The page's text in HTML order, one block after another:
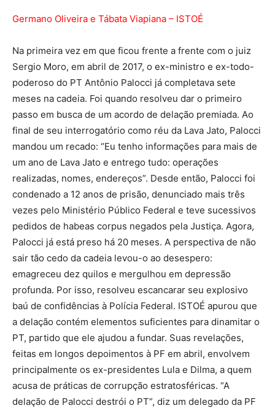
Germano Oliveira e Tábata Viapiana – ISTOÉ
Na primeira vez em que ficou frente a frente com o juiz
Sergio Moro, em abril de 2017, o ex-ministro e ex-todo-
poderoso do PT Antônio Palocci já completava sete
meses na cadeia. Foi quando resolveu dar o primeiro
passo em busca de um acordo de delação premiada. Ao
final de seu interrogatório como réu da Lava Jato, Palocci
mandou um recado: “Eu tenho informações para mais de
um ano de Lava Jato e entrego tudo: operações
realizadas, nomes, endereços”. Desde então, Palocci foi
condenado a 12 anos de prisão, denunciado mais três
vezes pelo Ministério Público Federal e teve sucessivos
pedidos de habeas corpus negados pela Justiça. Agora,
Palocci já está preso há 20 meses. A perspectiva de não
sair tão cedo da cadeia levou-o ao desespero:
emagreceu dez quilos e mergulhou em depressão
profunda. Por isso, resolveu escancarar seu explosivo
baú de confidências à Polícia Federal. ISTOÉ apurou que
a delação contém elementos suficientes para dinamitar o
PT, partido que ele ajudou a fundar. Suas revelações,
feitas em longos depoimentos à PF em abril, envolvem
principalmente os ex-presidentes Lula e Dilma, a quem
acusa de práticas de corrupção estratosféricas. “A
delação de Palocci destrói o PT”, diz um delegado da PF